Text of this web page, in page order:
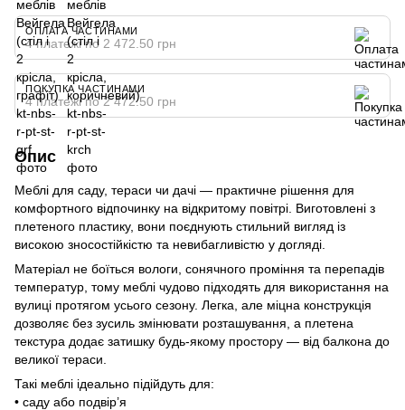
ОПЛАТА ЧАСТИНАМИ
4 платежі по 2 472.50 грн
ПОКУПКА ЧАСТИНАМИ
4 платежі по 2 472.50 грн
Опис
Меблі для саду, тераси чи дачі — практичне рішення для
комфортного відпочинку на відкритому повітрі. Виготовлені з
плетеного пластику, вони поєднують стильний вигляд із
високою зносостійкістю та невибагливістю у догляді.
Матеріал не боїться вологи, сонячного проміння та перепадів
температур, тому меблі чудово підходять для використання на
вулиці протягом усього сезону. Легка, але міцна конструкція
дозволяє без зусиль змінювати розташування, а плетена
текстура додає затишку будь-якому простору — від балкона до
великої тераси.
Такі меблі ідеально підійдуть для:
• саду або подвір’я